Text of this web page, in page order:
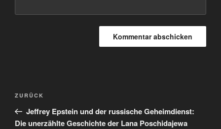
Beitragsnavigation
Vorheriger
Beitrag
ZURÜCK
Jeffrey Epstein und der russische Geheimdienst:
Die unerzählte Geschichte der Lana Poschidajewa